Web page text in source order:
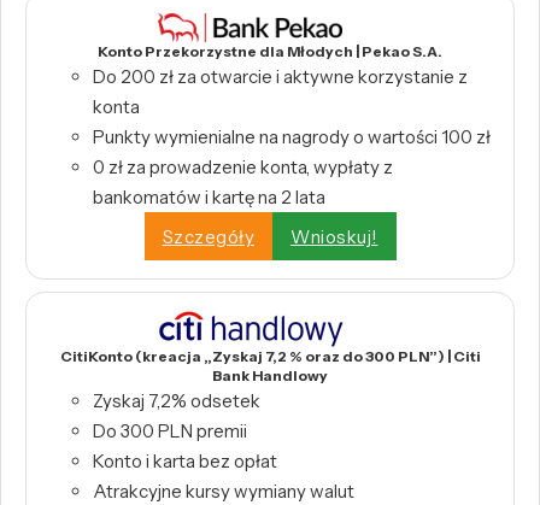
Konto Przekorzystne dla Młodych | Pekao S.A.
Do 200 zł za otwarcie i aktywne korzystanie z
konta
Punkty wymienialne na nagrody o wartości 100 zł
0 zł za prowadzenie konta, wypłaty z
bankomatów i kartę na 2 lata
Szczegóły
Wnioskuj!
CitiKonto (kreacja „Zyskaj 7,2 % oraz do 300 PLN”) | Citi
Bank Handlowy
Zyskaj 7,2% odsetek
Do 300 PLN premii
Konto i karta bez opłat
Atrakcyjne kursy wymiany walut